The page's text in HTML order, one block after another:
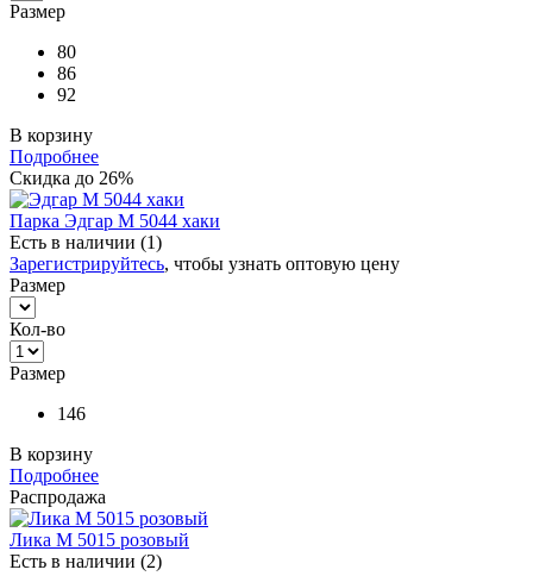
Размер
80
86
92
В корзину
Подробнее
Скидка до 26%
Парка Эдгар М 5044 хаки
Есть в наличии (1)
Зарегистрируйтесь, чтобы узнать оптовую цену
Размер
Кол-во
Размер
146
В корзину
Подробнее
Распродажа
Лика М 5015 розовый
Есть в наличии (2)